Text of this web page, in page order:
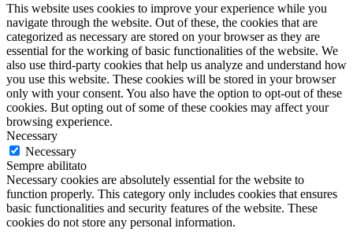
This website uses cookies to improve your experience while you
navigate through the website. Out of these, the cookies that are
categorized as necessary are stored on your browser as they are
essential for the working of basic functionalities of the website. We
also use third-party cookies that help us analyze and understand how
you use this website. These cookies will be stored in your browser
only with your consent. You also have the option to opt-out of these
cookies. But opting out of some of these cookies may affect your
browsing experience.
Necessary
Necessary
Sempre abilitato
Necessary cookies are absolutely essential for the website to
function properly. This category only includes cookies that ensures
basic functionalities and security features of the website. These
cookies do not store any personal information.